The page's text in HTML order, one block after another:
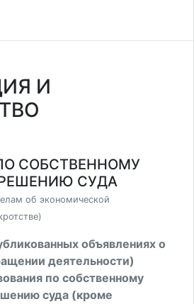
И
СОБСТВЕННОМУ
СУДА
об экономической
объявлениях о
деятельности)
по собственному
суда (кроме